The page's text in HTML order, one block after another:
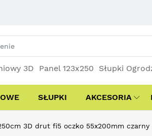
3D Panel 123x250 Słupki
SŁUPKI AKCESORIA
3D drut fi5 oczko 55x200mm czarny